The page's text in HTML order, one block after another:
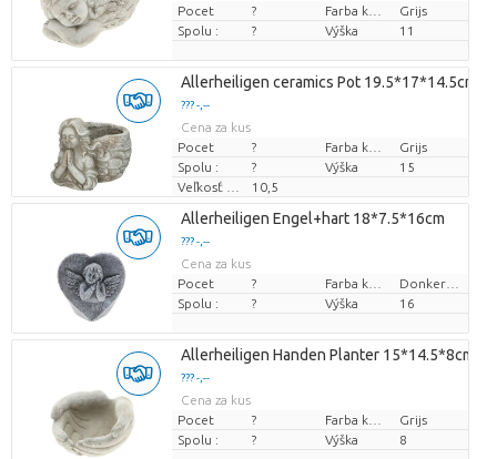
Pocet
?
Grijs
Spolu :
? Výška 11
Allerheiligen ceramics Pot 19.5*17*14.5cm
??? -,--
Cena za kus
Pocet
?
Grijs
Spolu :
? Výška
15
10,5
Allerheiligen Engel+hart 18*7.5*16cm
??? -,--
Cena za kus
Pocet
?
Spolu :
? Výška 16
Allerheiligen Handen Planter 15*14.5*8cm
??? -,--
Cena za kus
Pocet
?
Grijs
Spolu :
? Výška 8